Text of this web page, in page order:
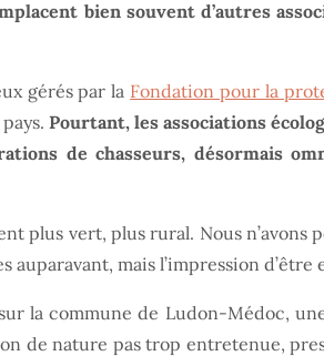
bien souvent d’autres
gérés par la Fondation pour la
Pourtant, les associations
de chasseurs, désormais
plus vert, plus rural. Nous
mais l’impression
la commune de Ludon-Médoc,
de nature pas trop entretenue,